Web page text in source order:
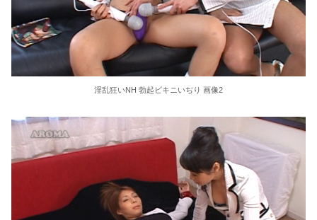
連れて行かれた
【画像】ボーイッシュメスガキ、男湯に侵入してしまうｗｗｗｗｗｗｗｗｗｗ
フロリダの釣り場で巨大ワニが男性を追いかける恐怖の瞬間！！
中川朋美 １メートル越えの大迫力白おっぱい！！
【悲報】 味噌ラーメンで行列、出来ない
東大教授「今は織田信長は天才ではなく凡人だったという説が強いがそれは違うと思う」
淫乱狂いNH 勃起ビキニいぢり 画像2